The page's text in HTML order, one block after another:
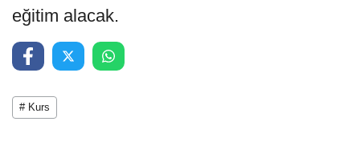
eğitim alacak.
# Kurs